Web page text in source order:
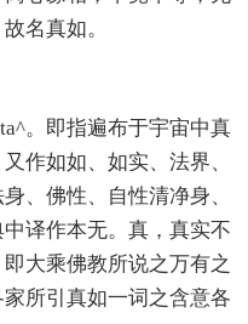
名真如。
。即指遍布于宇宙中真
作如如、如实、法界、
、佛性、自性清净身、
译作本无。真，真实不
大乘佛教所说之万有之
所引真如一词之含意各